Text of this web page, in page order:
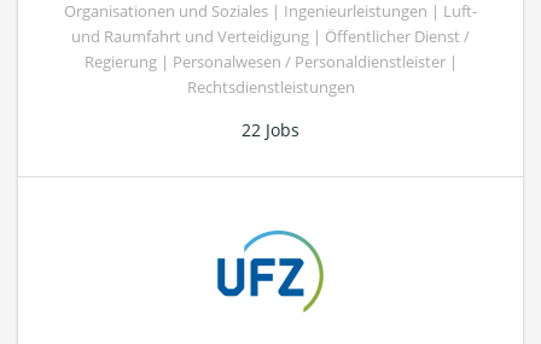
Organisationen und Soziales | Ingenieurleistungen | Luft-
und Raumfahrt und Verteidigung | Öffentlicher Dienst /
Regierung | Personalwesen / Personaldienstleister |
Rechtsdienstleistungen
22 Jobs